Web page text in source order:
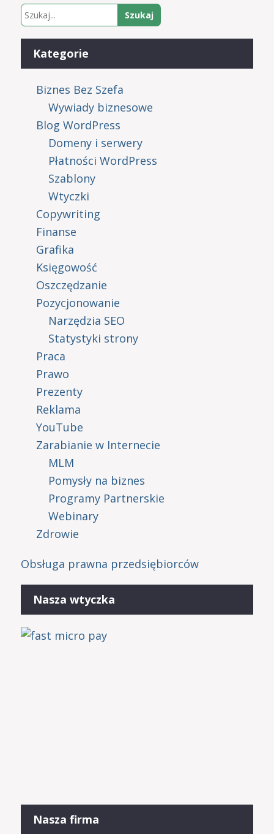
Kategorie
Biznes Bez Szefa
Wywiady biznesowe
Blog WordPress
Domeny i serwery
Płatności WordPress
Szablony
Wtyczki
Copywriting
Finanse
Grafika
Księgowość
Oszczędzanie
Pozycjonowanie
Narzędzia SEO
Statystyki strony
Praca
Prawo
Prezenty
Reklama
YouTube
Zarabianie w Internecie
MLM
Pomysły na biznes
Programy Partnerskie
Webinary
Zdrowie
Obsługa prawna przedsiębiorców
Nasza wtyczka
Nasza firma